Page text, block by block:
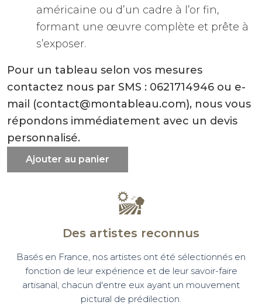
américaine ou d’un cadre à l’or fin,
formant une œuvre complète et prête à
s’exposer.
Pour un tableau selon vos mesures
contactez nous par SMS : 0621714946 ou e-
mail (contact@montableau.com), nous vous
répondons immédiatement avec un devis
personnalisé.
Ajouter au panier
Des artistes reconnus
Basés en France, nos artistes ont été sélectionnés en
fonction de leur expérience et de leur savoir-faire
artisanal, chacun d'entre eux ayant un mouvement
pictural de prédilection.